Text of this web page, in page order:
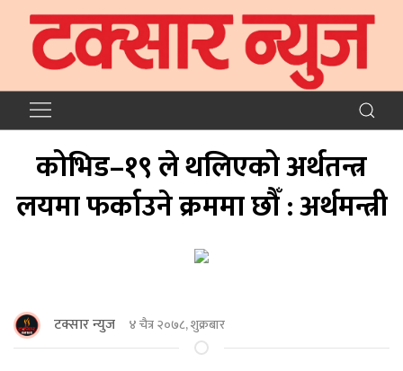
कोभिड–१९ ले थलिएको अर्थतन्त्र
लयमा फर्काउने क्रममा छौँ : अर्थमन्त्री
टक्सार न्युज ४ चैत्र २०७८, शुक्रबार